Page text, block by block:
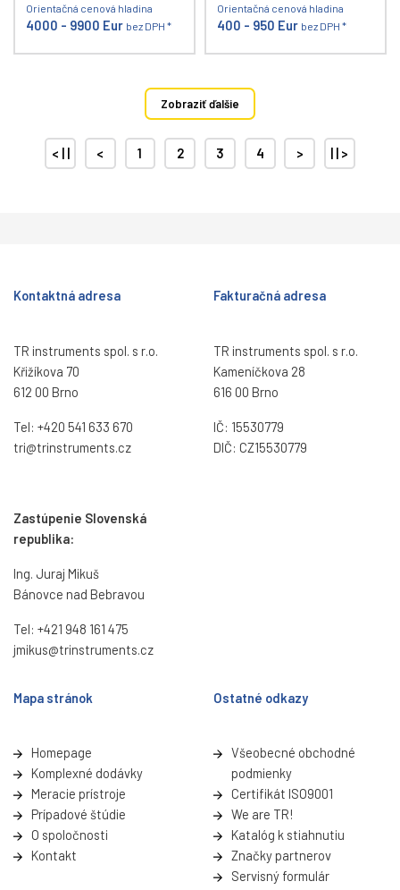
Orientačná cenová hladina
4000 - 9900 Eur bez DPH *
Orientačná cenová hladina
400 - 950 Eur bez DPH *
Zobraziť ďalšie
< | | < 1 2 3 4 > | | >
Kontaktná adresa
TR instruments spol. s r.o.
Křižíkova 70
612 00 Brno
Tel: +420 541 633 670
tri@trinstruments.cz
Zastúpenie Slovenská
republika:
Ing. Juraj Mikuš
Bánovce nad Bebravou
Tel: +421 948 161 475
jmikus@trinstruments.cz
Fakturačná adresa
TR instruments spol. s r.o.
Kameníčkova 28
616 00 Brno
IČ: 15530779
DIČ: CZ15530779
Mapa stránok
Homepage
Komplexné dodávky
Meracie prístroje
Prípadové štúdie
O spoločnosti
Kontakt
Ostatné odkazy
Všeobecné obchodné
podmienky
Certifikát ISO9001
We are TR!
Katalóg k stiahnutiu
Značky partnerov
Servisný formulár